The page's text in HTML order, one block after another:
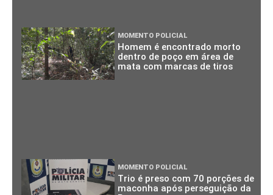
MOMENTO POLICIAL
Homem é encontrado morto
dentro de poço em área de
mata com marcas de tiros
MOMENTO POLICIAL
Trio é preso com 70 porções de
maconha após perseguição da